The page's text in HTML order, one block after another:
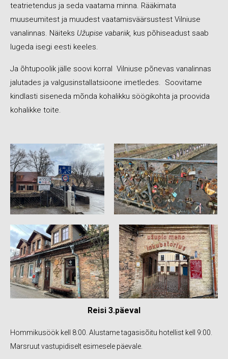
teatrietendus ja seda vaatama minna. Rääkimata
muuseumitest ja muudest vaatamisväärsustest Vilniuse
vanalinnas. Näiteks Užupise vabariik, kus põhiseadust saab
lugeda isegi eesti keeles.
Ja õhtupoolik jälle soovi korral Vilniuse põnevas vanalinnas
jalutades ja valgusinstallatsioone imetledes. Soovitame
kindlasti siseneda mõnda kohalikku söögikohta ja proovida
kohalikke toite.
Reisi 3.päeval
Hommikusöök kell 8:00. Alustame tagasisõitu hotellist kell 9:00.
Marsruut vastupidiselt esimesele päevale.